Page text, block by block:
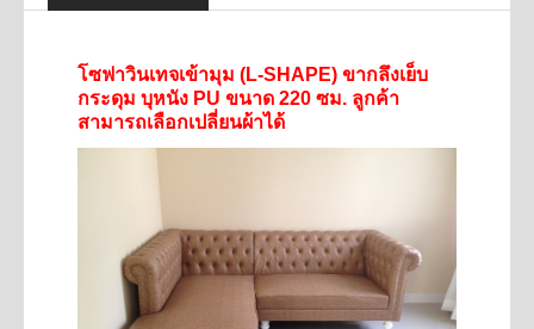
โซฟาวินเทจเข้ามุม (L-SHAPE) ขากลึงเย็บ
กระดุม บุหนัง PU ขนาด 220 ซม. ลูกค้า
สามารถเลือกเปลี่ยนผ้าได้